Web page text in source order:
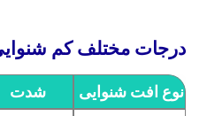
درجات مختلف کم
نوع افت شنوایی
شدت